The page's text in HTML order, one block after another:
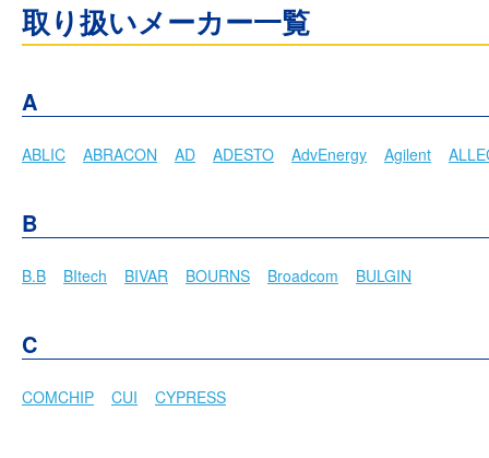
取り扱いメーカー一覧
A
ABLIC ABRACON AD ADESTO AdvEnergy Agilent
B
B.B BItech BIVAR BOURNS Broadcom BULGIN
C
COMCHIP CUI CYPRESS